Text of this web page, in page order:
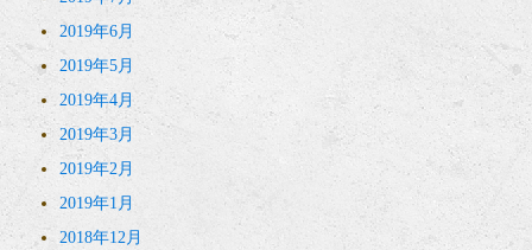
2019年6月
2019年5月
2019年4月
2019年3月
2019年2月
2019年1月
2018年12月